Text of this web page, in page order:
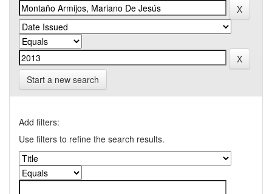
Start a new search
Add filters:
Use filters to refine the search results.